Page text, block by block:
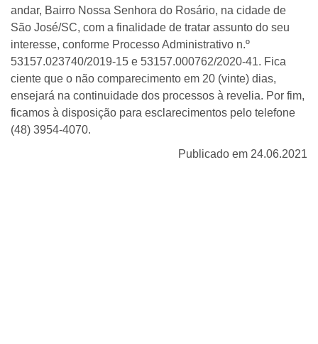
andar, Bairro Nossa Senhora do Rosário, na cidade de
São José/SC, com a finalidade de tratar assunto do seu
interesse, conforme Processo Administrativo n.º
53157.023740/2019-15 e 53157.000762/2020-41. Fica
ciente que o não comparecimento em 20 (vinte) dias,
ensejará na continuidade dos processos à revelia. Por fim,
ficamos à disposição para esclarecimentos pelo telefone
(48) 3954-4070.
Publicado em 24.06.2021